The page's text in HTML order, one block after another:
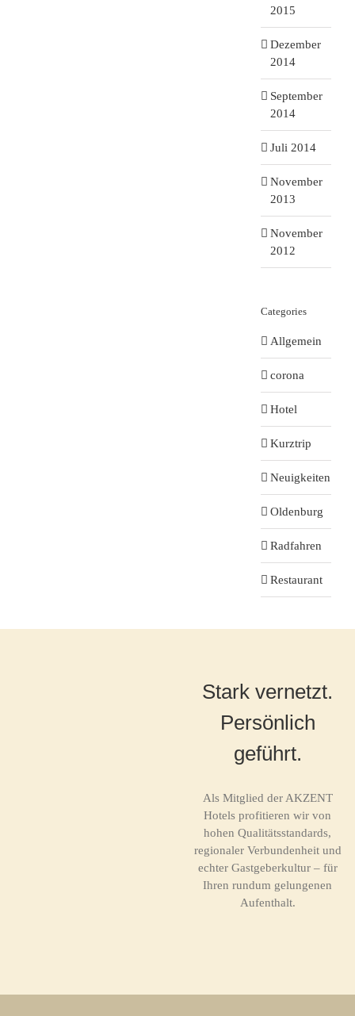
2015
Dezember
2014
September
2014
Juli 2014
November
2013
November
2012
Categories
Allgemein
corona
Hotel
Kurztrip
Neuigkeiten
Oldenburg
Radfahren
Restaurant
Stark vernetzt.
Persönlich
geführt.
Als Mitglied der AKZENT
Hotels profitieren wir von
hohen Qualitätsstandards,
regionaler Verbundenheit und
echter Gastgeberkultur – für
Ihren rundum gelungenen
Aufenthalt.